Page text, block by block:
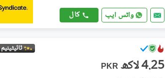
واٹس ایپ کال
ٹائیٹینیم
PKR 4.25 لاکھ